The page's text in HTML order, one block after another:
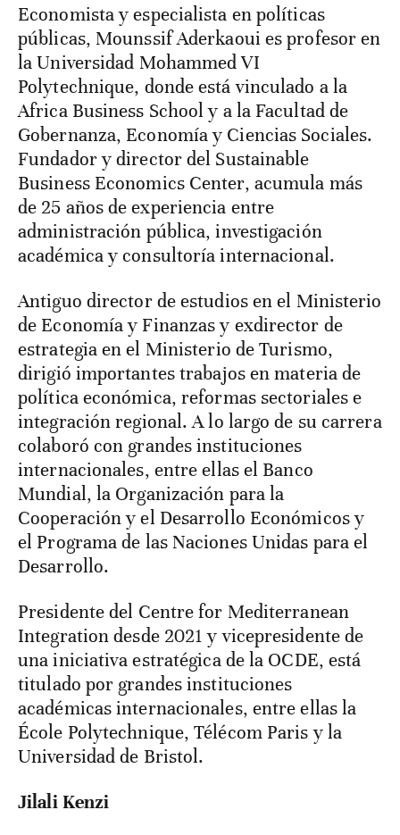
Economista y especialista en políticas
públicas, Mounssif Aderkaoui es profesor en
la Universidad Mohammed VI
Polytechnique, donde está vinculado a la
Africa Business School y a la Facultad de
Gobernanza, Economía y Ciencias Sociales.
Fundador y director del Sustainable
Business Economics Center, acumula más
de 25 años de experiencia entre
administración pública, investigación
académica y consultoría internacional.
Antiguo director de estudios en el Ministerio
de Economía y Finanzas y exdirector de
estrategia en el Ministerio de Turismo,
dirigió importantes trabajos en materia de
política económica, reformas sectoriales e
integración regional. A lo largo de su carrera
colaboró con grandes instituciones
internacionales, entre ellas el Banco
Mundial, la Organización para la
Cooperación y el Desarrollo Económicos y
el Programa de las Naciones Unidas para el
Desarrollo.
Presidente del Centre for Mediterranean
Integration desde 2021 y vicepresidente de
una iniciativa estratégica de la OCDE, está
titulado por grandes instituciones
académicas internacionales, entre ellas la
École Polytechnique, Télécom Paris y la
Universidad de Bristol.
Jilali Kenzi